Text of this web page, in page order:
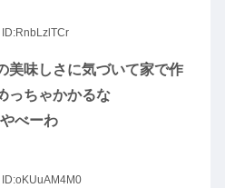
ID:RnbLzlTCr
美味しさに気づいて家で作
っちゃかかるな
べーわ
ID:oKUuAM4M0